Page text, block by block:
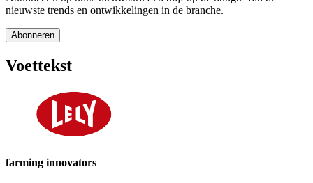
nieuwste trends en ontwikkelingen in de branche.
Abonneren
Voettekst
farming innovators